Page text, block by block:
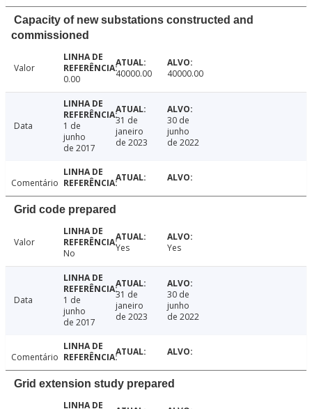
Capacity of new substations constructed and
commissioned
Valor
0.00
40000.00 40000.00
Data
1 de
junho
de 2017
31 de
janeiro
de 2023
30 de
junho
de 2022
Comentário
Grid code prepared
Valor
No
Yes Yes
Data
1 de
junho
de 2017
31 de
janeiro
de 2023
30 de
junho
de 2022
Comentário
Grid extension study prepared